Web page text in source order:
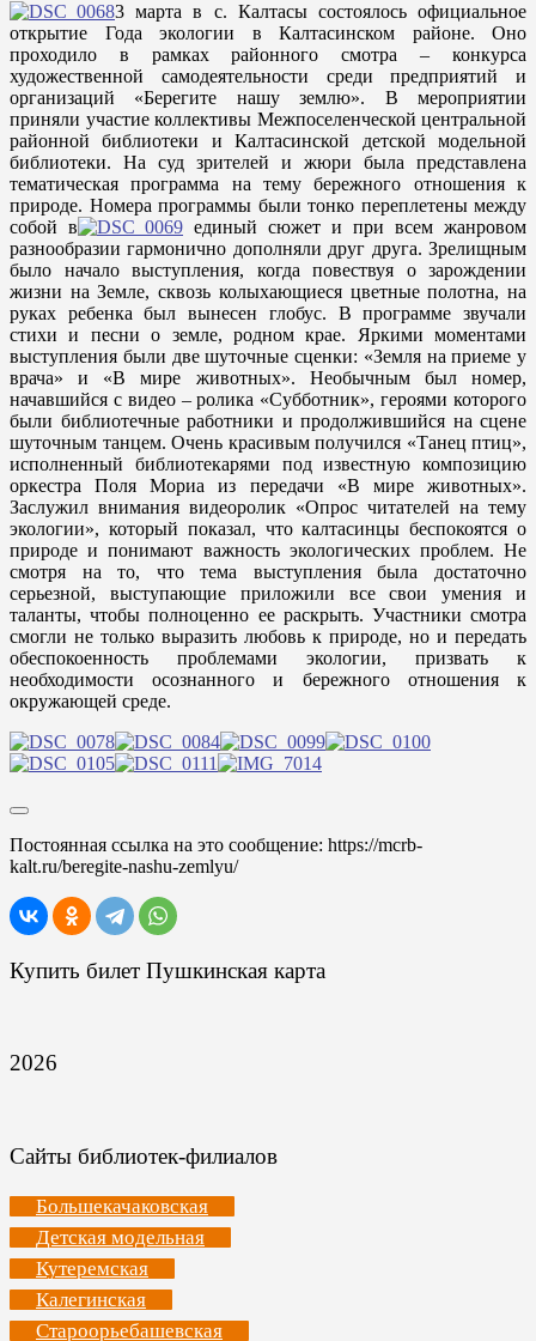
3 марта в с. Калтасы состоялось официальное
открытие Года экологии в Калтасинском районе. Оно
проходило в рамках районного смотра – конкурса
художественной самодеятельности среди предприятий и
организаций «Берегите нашу землю». В мероприятии
приняли участие коллективы Межпоселенческой центральной
районной библиотеки и Калтасинской детской модельной
библиотеки. На суд зрителей и жюри была представлена
тематическая программа на тему бережного отношения к
природе. Номера программы были тонко переплетены между
собой в
единый сюжет и при всем жанровом
разнообразии гармонично дополняли друг друга. Зрелищным
было начало выступления, когда повествуя о зарождении
жизни на Земле, сквозь колыхающиеся цветные полотна, на
руках ребенка был вынесен глобус. В программе звучали
стихи и песни о земле, родном крае. Яркими моментами
выступления были две шуточные сценки: «Земля на приеме у
врача» и «В мире животных». Необычным был номер,
начавшийся с видео – ролика «Субботник», героями которого
были библиотечные работники и продолжившийся на сцене
шуточным танцем. Очень красивым получился «Танец птиц»,
исполненный библиотекарями под известную композицию
оркестра Поля Мориа из передачи «В мире животных».
Заслужил внимания видеоролик «Опрос читателей на тему
экологии», который показал, что калтасинцы беспокоятся о
природе и понимают важность экологических проблем. Не
смотря на то, что тема выступления была достаточно
серьезной, выступающие приложили все свои умения и
таланты, чтобы полноценно ее раскрыть. Участники смотра
смогли не только выразить любовь к природе, но и передать
обеспокоенность проблемами экологии, призвать к
необходимости осознанного и бережного отношения к
окружающей среде.
Постоянная ссылка на это сообщение: https://mcrb-
kalt.ru/beregite-nashu-zemlyu/
Купить билет Пушкинская карта
2026
Сайты библиотек-филиалов
Большекачаковская
Детская модельная
Кутеремская
Калегинская
Староорьебашевская